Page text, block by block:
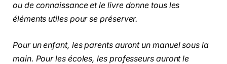
ou de connaissance et le livre donne tous les
éléments utiles pour se préserver.
Pour un enfant, les parents auront un manuel sous la
main. Pour les écoles, les professeurs auront le